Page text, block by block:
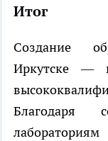
Итог
Создание
Иркутске —
Благодаря